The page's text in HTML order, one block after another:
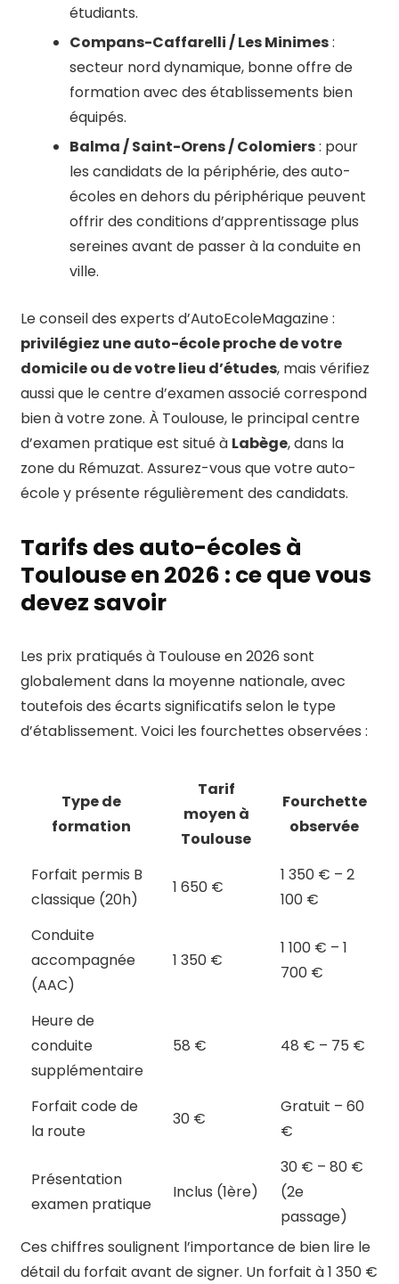
étudiants.
Compans-Caffarelli / Les Minimes:
secteur nord dynamique, bonne offre de
formation avec des établissements bien
équipés.
Balma / Saint-Orens / Colomiers: pour
les candidats de la périphérie, des auto-
écoles en dehors du périphérique peuvent
offrir des conditions d’apprentissage plus
sereines avant de passer à la conduite en
ville.
Le conseil des experts d’AutoEcoleMagazine :
privilégiez une auto-école proche de votre
domicile ou de votre lieu d’études, mais vérifiez
aussi que le centre d’examen associé correspond
bien à votre zone. À Toulouse, le principal centre
d’examen pratique est situé à Labège, dans la
zone du Rémuzat. Assurez-vous que votre auto-
école y présente régulièrement des candidats.
Tarifs des auto-écoles à
Toulouse en 2026 : ce que vous
devez savoir
Les prix pratiqués à Toulouse en 2026 sont
globalement dans la moyenne nationale, avec
toutefois des écarts significatifs selon le type
d’établissement. Voici les fourchettes observées :
Type de
formation
Tarif
moyen à
Toulouse
Fourchette
observée
Forfait permis B
classique (20h)
1 650 €
1 350 € – 2
100 €
Conduite
accompagnée
(AAC)
1 350 €
1 100 € – 1
700 €
Heure de
conduite
supplémentaire
58 € 48 € – 75 €
Forfait code de
la route
30 €
Gratuit – 60
€
Présentation
examen pratique
Inclus (1ère)
30 € – 80 €
(2e
passage)
Ces chiffres soulignent l’importance de bien lire le
détail du forfait avant de signer. Un forfait à 1 350 €